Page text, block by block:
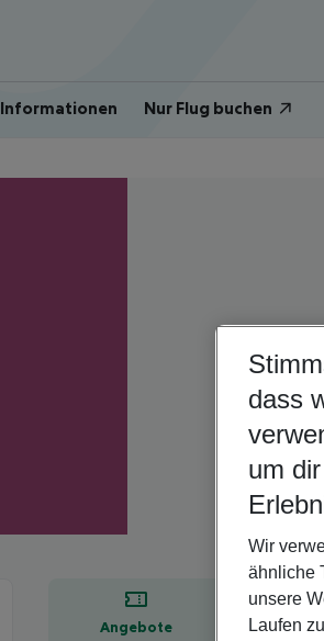
Informationen Nur Flug buchen
Angebote
dass
um
Wir
ähnliche
unsere
Laufen